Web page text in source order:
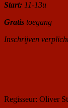
Start: 11-13u
Gratis toegang
Inschrijven
Regisseur: Oliver